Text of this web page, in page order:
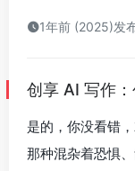
1年前 (2025)发
创享 AI 写作
是的，你没看错
那种混杂着恐惧